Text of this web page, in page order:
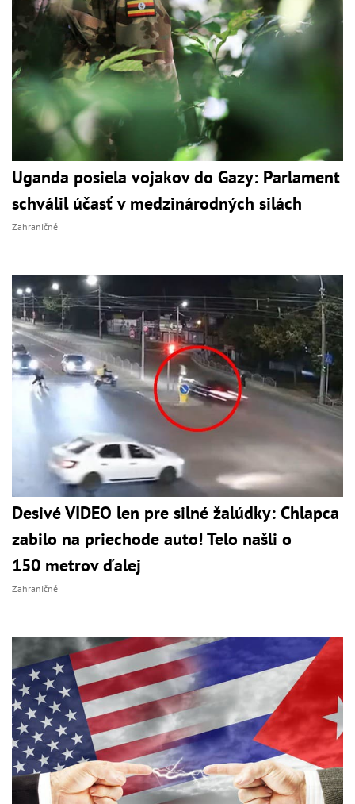
Uganda posiela vojakov do Gazy: Parlament
schválil účasť v medzinárodných silách
Zahraničné
Desivé VIDEO len pre silné žalúdky: Chlapca
zabilo na priechode auto! Telo našli o
150 metrov ďalej
Zahraničné